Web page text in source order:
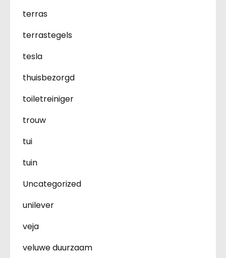
terras
terrastegels
tesla
thuisbezorgd
toiletreiniger
trouw
tui
tuin
Uncategorized
unilever
veja
veluwe duurzaam